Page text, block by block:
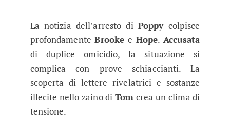
La notizia dell’arresto di Poppycolpisce
profondamenteBrooke e Hope. Accusata
di duplice omicidio, la situazione si
complica con prove schiaccianti. La
scoperta di lettere rivelatrici e sostanze
illecite nello zaino diTom crea un clima di
tensione.